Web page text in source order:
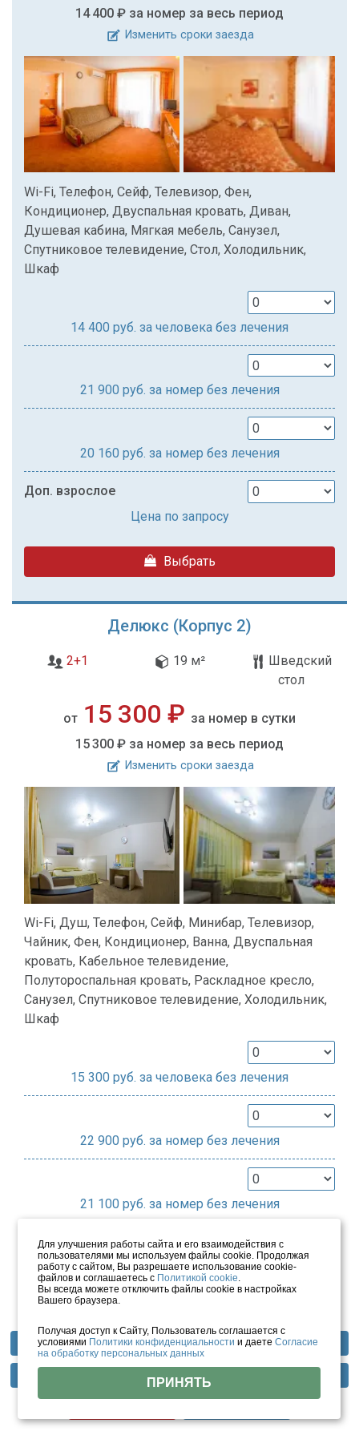
Профили лечения Фотогалерея Отзывы
14 400 ₽ за номер за весь период
Изменить сроки заезда
Wi-Fi, Телефон, Сейф, Телевизор, Фен,
Кондиционер, Двуспальная кровать, Диван,
Душевая кабина, Мягкая мебель, Санузел,
Спутниковое телевидение, Стол, Холодильник,
Шкаф
14 400 руб. за человека без лечения
21 900 руб. за номер без лечения
20 160 руб. за номер без лечения
Доп. взрослое
Цена по запросу
Выбрать
Делюкс (Корпус 2)
2+1 19 м²
Шведский
стол
от 15 300 ₽ за номер в сутки
15 300 ₽ за номер за весь период
Изменить сроки заезда
Wi-Fi, Душ, Телефон, Сейф, Минибар, Телевизор,
Чайник, Фен, Кондиционер, Ванна, Двуспальная
кровать, Кабельное телевидение,
Полутороспальная кровать, Раскладное кресло,
Санузел, Спутниковое телевидение, Холодильник,
Шкаф
15 300 руб. за человека без лечения
22 900 руб. за номер без лечения
21 100 руб. за номер без лечения
Доп. взрослое
Цена по запросу
2-х комнатный семейный (Корпус 1)
Для улучшения работы сайта и его взаимодействия с
пользователями мы используем файлы cookie. Продолжая
работу с сайтом, Вы разрешаете использование cookie-
файлов и соглашаетесь с Политикой cookie.
Вы всегда можете отключить файлы cookie в настройках
Вашего браузера.
Получая доступ к Сайту, Пользователь соглашается с
условиями Политики конфиденциальности и даетеСогласие
на обработку персональных данных
ПРИНЯТЬ